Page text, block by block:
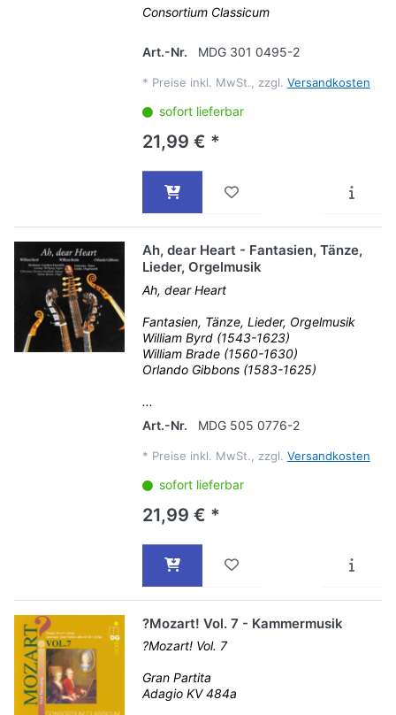
Consortium Classicum
Art.-Nr. MDG 301 0495-2
* Preise inkl. MwSt., zzgl. Versandkosten
sofort lieferbar
21,99 € *
Ah, dear Heart - Fantasien, Tänze,
Lieder, Orgelmusik
Ah, dear Heart
Fantasien, Tänze, Lieder, Orgelmusik
William Byrd (1543-1623)
William Brade (1560-1630)
Orlando Gibbons (1583-1625)
...
Art.-Nr.
MDG 505 0776-2
* Preise inkl. MwSt., zzgl. Versandkosten
sofort lieferbar
21,99 € *
?Mozart! Vol. 7 - Kammermusik
?Mozart! Vol. 7
Gran Partita
Adagio KV 484a